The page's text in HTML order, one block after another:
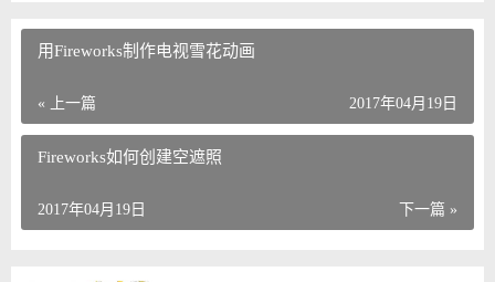
用Fireworks制作电视雪花动画
« 上一篇 2017年04月19日
Fireworks如何创建空遮照
2017年04月19日 下一篇 »